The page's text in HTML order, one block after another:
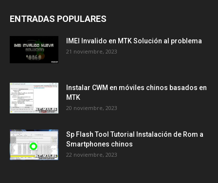
ENTRADAS POPULARES
IMEI Invalido en MTK Solución al problema
21 noviembre, 2023
Instalar CWM en móviles chinos basados en
MTK
20 noviembre, 2023
Sp Flash Tool Tutorial Instalación de Rom a
Smartphones chinos
22 noviembre, 2023